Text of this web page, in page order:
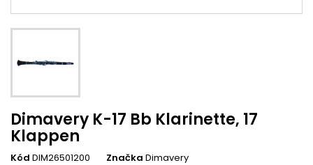
Dimavery K-17 Bb Klarinette, 17
Klappen
Kód DIM26501200 Značka Dimavery